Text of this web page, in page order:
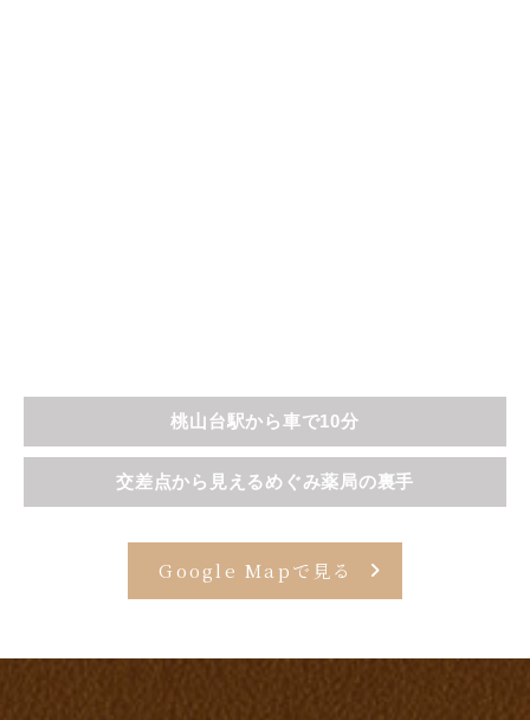
桃山台駅から車で10分
交差点から見えるめぐみ薬局の裏手
Google Mapで見る